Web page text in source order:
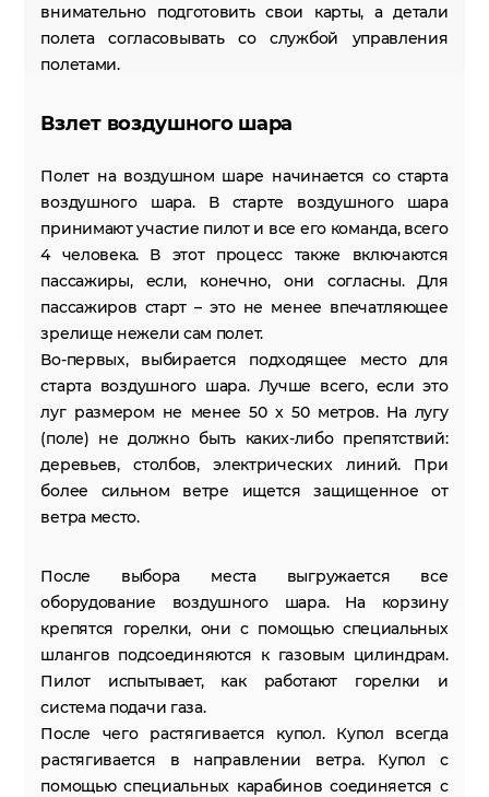
внимательно подготовить свои карты, а детали
полета согласовывать со службой управления
полетами.
Взлет воздушного шара
Полет на воздушном шаре начинается со старта
воздушного шара. В старте воздушного шара
принимают участие пилот и все его команда, всего
4 человека. В этот процесс также включаются
пассажиры, если, конечно, они согласны. Для
пассажиров старт – это не менее впечатляющее
зрелище нежели сам полет.
Во-первых, выбирается подходящее место для
старта воздушного шара. Лучше всего, если это
луг размером не менее 50 x 50 метров. На лугу
(поле) не должно быть каких-либо препятствий:
деревьев, столбов, электрических линий. При
более сильном ветре ищется защищенное от
ветра место.
После выбора места выгружается все
оборудование воздушного шара. На корзину
крепятся горелки, они с помощью специальных
шлангов подсоединяются к газовым цилиндрам.
Пилот испытывает, как работают горелки и
система подачи газа.
После чего растягивается купол. Купол всегда
растягивается в направлении ветра. Купол с
помощью специальных карабинов соединяется с